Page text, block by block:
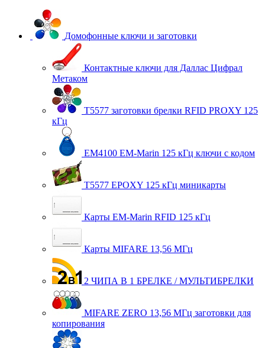
Домофонные ключи и заготовки
Контактные ключи для Даллас Цифрал
Метаком
T5577 заготовки брелки RFID PROXY 125
кГц
EM4100 EM-Marin 125 кГц ключи с кодом
T5577 EPOXY 125 кГц миникарты
Карты EM-Marin RFID 125 кГц
Карты MIFARE 13,56 МГц
2 ЧИПА В 1 БРЕЛКЕ / МУЛЬТИБРЕЛКИ
MIFARE ZERO 13,56 МГц заготовки для
копирования